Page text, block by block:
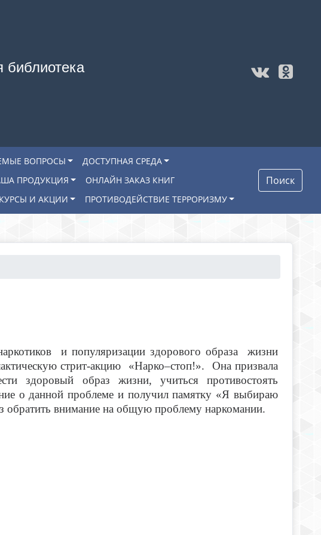
библиотека
ВОПРОСЫ
ДОСТУПНАЯ СРЕДА
ПРОДУКЦИЯ
ОНЛАЙН ЗАКАЗ КНИГ
И АКЦИИ ПРОТИВОДЕЙСТВИЕ ТЕРРОРИЗМУ
Поиск
и популяризации здорового образа жизни
стрит-акцию «Нарко–стоп!». Она призвала
здоровый образ жизни, учиться противостоять
о данной проблеме и получил памятку «Я выбираю
обратить внимание на общую проблему наркомании.